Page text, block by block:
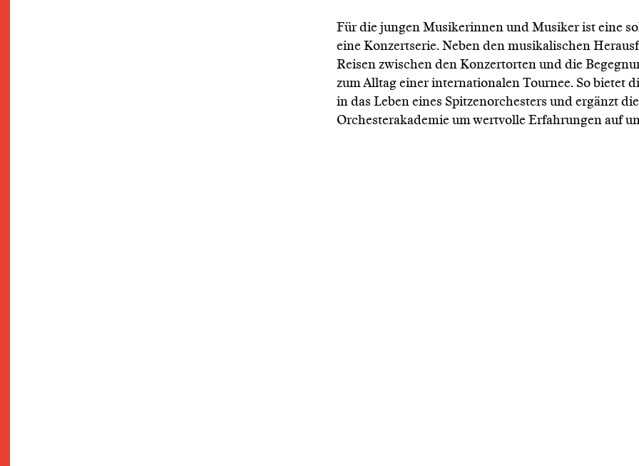
Für die jungen Musikerinnen und Musiker ist eine
eine Konzertserie. Neben den musikalischen
Reisen zwischen den Konzertorten und die
zum Alltag einer internationalen Tournee. So bietet
in das Leben eines Spitzenorchesters und ergänzt
Orchesterakademie um wertvolle Erfahrungen auf